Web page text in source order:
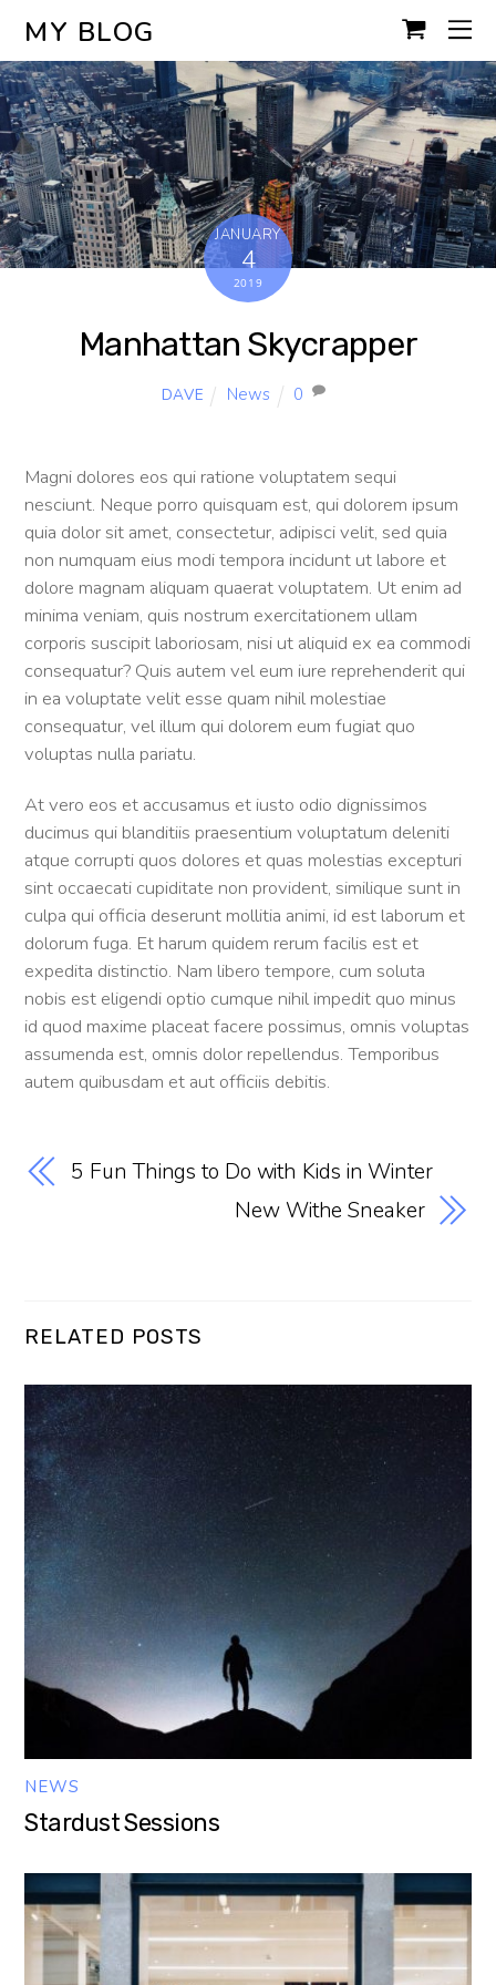
MY BLOG
JANUARY
4
2019
Manhattan Skycrapper
DAVE News 0
Magni dolores eos qui ratione voluptatem sequi
nesciunt. Neque porro quisquam est, qui dolorem ipsum
quia dolor sit amet, consectetur, adipisci velit, sed quia
non numquam eius modi tempora incidunt ut labore et
dolore magnam aliquam quaerat voluptatem. Ut enim ad
minima veniam, quis nostrum exercitationem ullam
corporis suscipit laboriosam, nisi ut aliquid ex ea commodi
consequatur? Quis autem vel eum iure reprehenderit qui
in ea voluptate velit esse quam nihil molestiae
consequatur, vel illum qui dolorem eum fugiat quo
voluptas nulla pariatu.
At vero eos et accusamus et iusto odio dignissimos
ducimus qui blanditiis praesentium voluptatum deleniti
atque corrupti quos dolores et quas molestias excepturi
sint occaecati cupiditate non provident, similique sunt in
culpa qui officia deserunt mollitia animi, id est laborum et
dolorum fuga. Et harum quidem rerum facilis est et
expedita distinctio. Nam libero tempore, cum soluta
nobis est eligendi optio cumque nihil impedit quo minus
id quod maxime placeat facere possimus, omnis voluptas
assumenda est, omnis dolor repellendus. Temporibus
autem quibusdam et aut officiis debitis.
5 Fun Things to Do with Kids in Winter
New Withe Sneaker
RELATED POSTS
NEWS
Stardust Sessions